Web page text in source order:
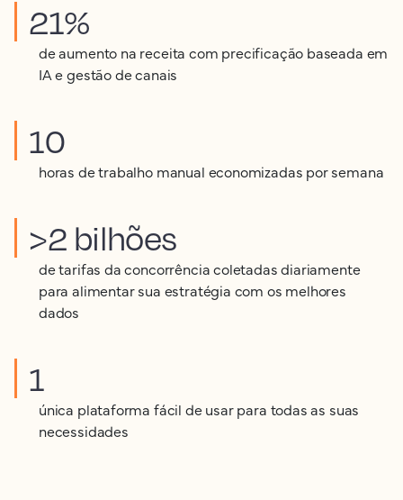
21%
de aumento na receita com precificação baseada em
IA e gestão de canais
10
horas de trabalho manual economizadas por semana
>2 bilhões
de tarifas da concorrência coletadas diariamente
para alimentar sua estratégia com os melhores
dados
1
única plataforma fácil de usar para todas as suas
necessidades